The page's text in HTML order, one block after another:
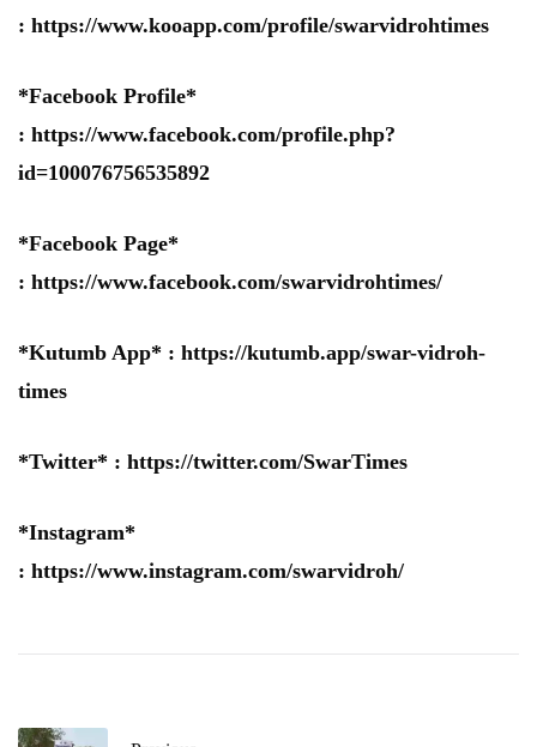
: https://www.kooapp.com/profile/swarvidrohtimes
*Facebook Profile*
: https://www.facebook.com/profile.php?
id=100076756535892
*Facebook Page*
: https://www.facebook.com/swarvidrohtimes/
*Kutumb App* : https://kutumb.app/swar-vidroh-
times
*Twitter* : https://twitter.com/SwarTimes
*Instagram*
: https://www.instagram.com/swarvidroh/